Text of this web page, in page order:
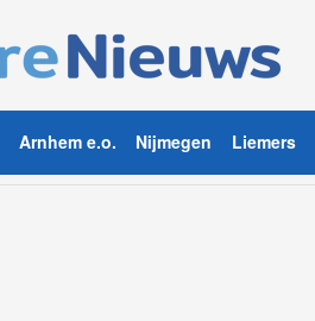
Arnhem e.o. Nijmegen Liemers